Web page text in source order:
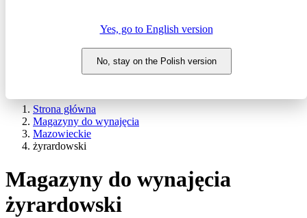
Yes, go to English version
No, stay on the Polish version
Strona główna
Magazyny do wynajęcia
Mazowieckie
żyrardowski
Magazyny do wynajęcia
żyrardowski